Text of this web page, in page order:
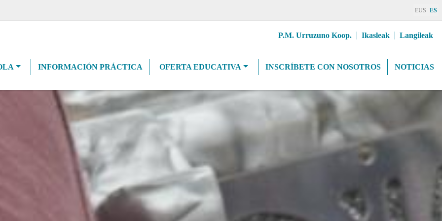
EUS ES
goiburuMenua
P.M. Urruzuno Koop. Ikasleak Langileak
navigationINFORMACIÓN PRÁCTICA OFERTA EDUCATIVA INSCRÍBETE CON NOSOTROS NOTICIAS